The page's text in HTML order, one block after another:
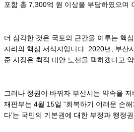
포함 총 7,300억 원 이상을 부담하였으며
더 심각한 것은 국토의 근간을 이루는 핵
자리의 핵심 서식지입니다. 2020년, 부산
준 시장은 최적 대안 노선을 택하겠다고
그러나 정권이 바뀌자 부산시는 약속을
재판부는 4월 15일 “회복하기 어려운 손
다’는 국민의 기본권에 대한 부정과 행정